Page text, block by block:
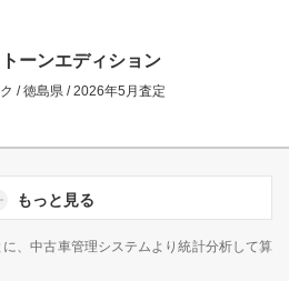
ーンエディション
/徳島県 /2026年5月査定
もっと見る
、中古車管理システムより統計分析して算